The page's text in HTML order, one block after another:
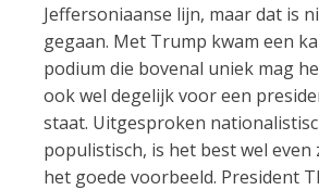
Jeffersoniaanse lijn, maar dat is
gegaan. Met Trump kwam een
podium die bovenal uniek mag
ook wel degelijk voor een
staat. Uitgesproken
populistisch, is het best wel even
het goede voorbeeld. President